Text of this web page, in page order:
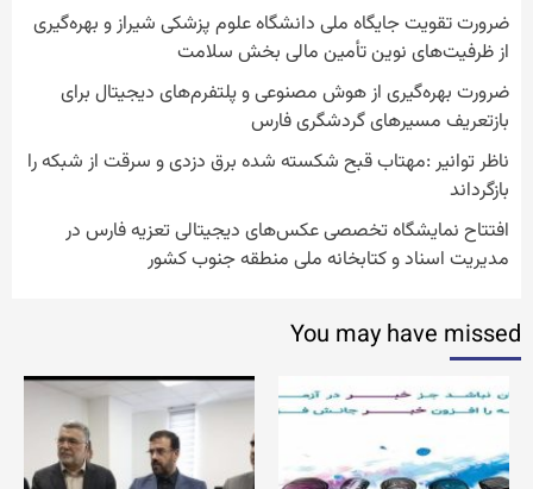
ضرورت تقویت جایگاه ملی دانشگاه علوم پزشکی شیراز و بهره‌گیری
از ظرفیت‌های نوین تأمین مالی بخش سلامت
ضرورت بهره‌گیری از هوش مصنوعی و پلتفرم‌های دیجیتال برای
بازتعریف مسیرهای گردشگری فارس
ناظر توانیر :مهتاب قبح شکسته شده برق دزدی و سرقت از شبکه را
بازگرداند
افتتاح نمایشگاه تخصصی عکس‌های دیجیتالی تعزیه فارس در
مدیریت اسناد و کتابخانه ملی منطقه جنوب کشور
You may have missed